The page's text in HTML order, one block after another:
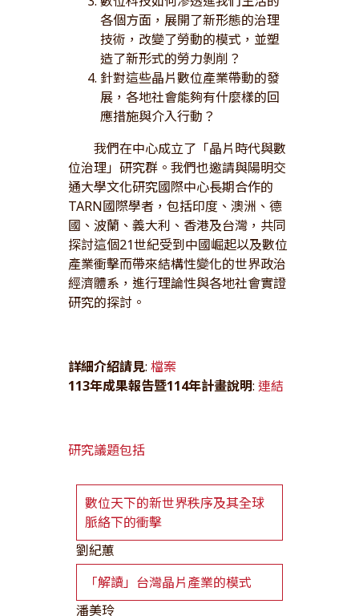
各個方面，展開了新形態的治理
技術，改變了勞動的模式，並塑
造了新形式的勞力剝削？
針對這些晶片數位產業帶動的發
展，各地社會能夠有什麼樣的回
應措施與介入行動？
我們在中心成立了「晶片時代與數
位治理」研究群。我們也邀請與陽明交
通大學文化研究國際中心長期合作的
TARN國際學者，包括印度、澳洲、德
國、波蘭、義大利、香港及台灣，共同
探討這個21世紀受到中國崛起以及數位
產業衝擊而帶來結構性變化的世界政治
經濟體系，進行理論性與各地社會實證
研究的探討。
詳細介紹請見: 檔案
113年成果報告暨114年計畫說明: 連結
研究議題包括
數位天下的新世界秩序及其全球
脈絡下的衝擊
劉紀蕙
「解讀」台灣晶片產業的模式
潘美玲